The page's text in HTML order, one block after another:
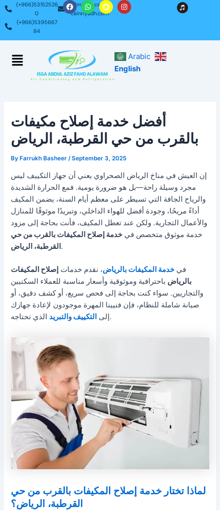
Skip
content
(+966)53152526
0
(+966)5395667
84
admin@acservi
ceinriyadh.com
F
a
c
k
W
h
a
S
n
a
I
n
s
a
m
Menu
Arabic
English
أفضل خدمة إصلاح مكيفات
بالقرب من حي القرطبة، الرياض
ByFarrukh Basheer /September 3, 2025
إن العيش في مناخ الرياض الصحراوي يعني أن جهاز التكييف ليس
مجرد وسيلة راحة—بل هو ضرورة يومية. فمع الحرارة الشديدة
والرياح الجافة التي تسيطر على معظم أيام السنة، يضمن المكيف
أداءً مريحًا، وجودة أفضل للهواء الداخلي، وتبريدًا موثوقًا للمنازل
والأعمال التجارية. ولكن عند تعطل المكيف، فأنت بحاجة إلى مزود
خدمة موثوق متخصص في خدمة إصلاح المكيفات بالقرب من حي
القرطبة، الرياض .
في خدمة المكيفات بالرياض، نقدم خدمات إصلاح المكيفات
بالرياض باحترافية وموثوقية وأسعار مناسبة للعملاء السكنيين
والتجاريين. سواء كنت بحاجة إلى فحص سريع، أو كشف دقيق، أو
صيانة شاملة للنظام، فإن فنيينا المهرة موجودون لإعادة جهازك
إلى التكييف والتبريد الذي تحتاجه.
لماذا تختار خدمة إصلاح المكيفات بالقرب من حي
القرطبة، الرياض؟
Post
navigation